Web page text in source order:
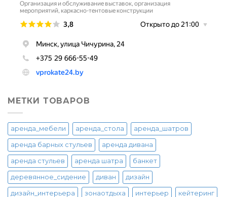
МЕТКИ ТОВАРОВ
аренда_мебели аренда_стола аренда_шатров
аренда барных стульев аренда дивана
аренда стульев аренда шатра банкет
деревянное_сидение диван дизайн
дизайн_интерьера зонаотдыха интерьер кейтеринг